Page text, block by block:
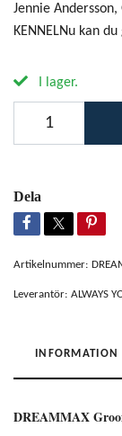
Jennie
KENNELNu kan
I lager.
Dela
Artikelnummer:
Leverantör: ALWAYS
INFORMATION
DREAMMAX